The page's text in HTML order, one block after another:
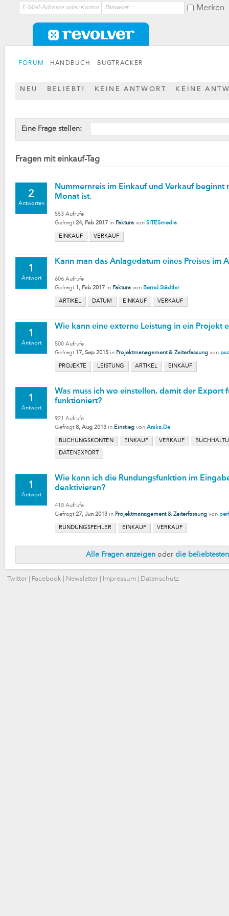
Merken
FORUM HANDBUCH BUGTRACKER
NEU BELIEBT! KEINE ANTWORT KEINE
Eine Frage stellen:
Fragen mit einkauf-Tag
2
Antworten
Nummernreis im Einkauf und Verkauf
Monat ist.
553 Aufrufe
Gefragt 24, Feb 2017 in Faktura von SITESmedia
EINKAUF VERKAUF
1
Antwort
Kann man das Anlagedatum eines Preises im
606 Aufrufe
Gefragt 1, Feb 2017 in Faktura von Bernd.Städtler
ARTIKEL DATUM EINKAUF VERKAUF
1
Antwort
Wie kann eine externe Leistung in ein Projekt
500 Aufrufe
Gefragt 17, Sep 2015 in Projektmanagement & Zeiterfassung von
PROJEKTE LEISTUNG ARTIKEL EINKAUF
1
Antwort
Was muss ich wo einstellen, damit der Export
funktioniert?
921 Aufrufe
Gefragt 8, Aug 2013 in Einstieg von Anika.De
BUCHUNGSKONTEN EINKAUF VERKAUF
DATENEXPORT
1
Antwort
Wie kann ich die Rundungsfunktion im
deaktivieren?
410 Aufrufe
Gefragt 27, Jun 2013 in Projektmanagement & Zeiterfassung von
RUNDUNGSFEHLER EINKAUF VERKAUF
Alle Fragen anzeigen oder die beliebtesten
Twitter Facebook Newsletter Impressum Datenschutz